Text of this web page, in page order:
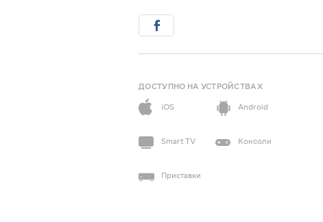
ДОСТУПНО НА УСТРОЙСТВАХ
iOS
Android
Smart TV Консоли
Приставки